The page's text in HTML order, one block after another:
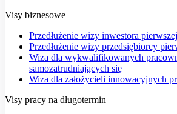
Visy biznesowe
Przedłużenie wizy inwestora
Przedłużenie wizy przedsiębiorcy
Wiza dla wykwalifikowanych
samozatrudniających się
Wiza dla założycieli innowacyjnych
Visy pracy na długotermin